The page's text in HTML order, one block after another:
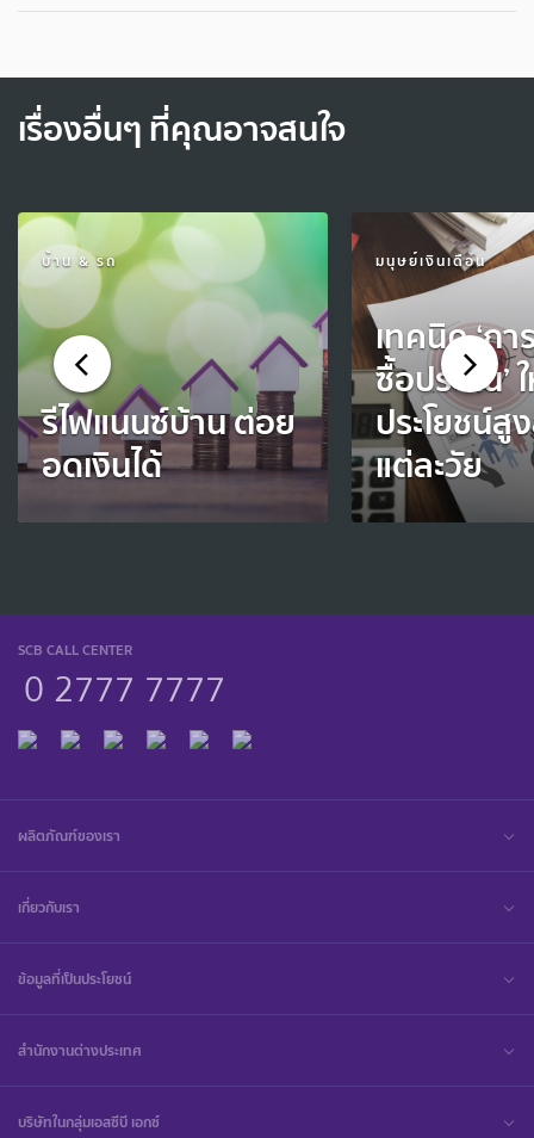
เรื่องอื่นๆ ที่คุณอาจสนใจ
บ้าน & รถ
รีไฟแนนซ์บ้าน ต่อย
อดเงินได้
มนุษย์เงินเดือน
เทคนิค ‘กา
ซื้อประกัน’
ประโยชน์สู
แต่ละวัย
SCB CALL CENTER
0 2777 7777
ผลิตภัณฑ์ของเรา
เกี่ยวกับเรา
ข้อมูลที่เป็นประโยชน์
สำนักงานต่างประเทศ
บริษัทในกลุ่มเอสซีบี เอกซ์